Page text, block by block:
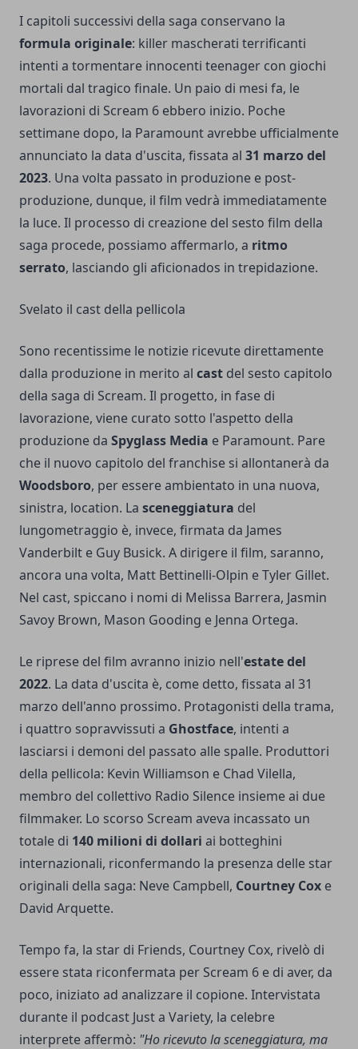
I capitoli successivi della saga conservano la
formula originale: killer mascherati terrificanti
intenti a tormentare innocenti teenager con giochi
mortali dal tragico finale. Un paio di mesi fa, le
lavorazioni di Scream 6 ebbero inizio. Poche
settimane dopo, la Paramount avrebbe ufficialmente
annunciato la data d'uscita, fissata al 31 marzo del
2023. Una volta passato in produzione e post-
produzione, dunque, il film vedrà immediatamente
la luce. Il processo di creazione del sesto film della
saga procede, possiamo affermarlo, a ritmo
serrato, lasciando gli aficionados in trepidazione.
Svelato il cast della pellicola
Sono recentissime le notizie ricevute direttamente
dalla produzione in merito al cast del sesto capitolo
della saga di Scream. Il progetto, in fase di
lavorazione, viene curato sotto l'aspetto della
produzione da Spyglass Media e Paramount. Pare
che il nuovo capitolo del franchise si allontanerà da
Woodsboro, per essere ambientato in una nuova,
sinistra, location. La sceneggiatura del
lungometraggio è, invece, firmata da James
Vanderbilt e Guy Busick. A dirigere il film, saranno,
ancora una volta, Matt Bettinelli-Olpin e Tyler Gillet.
Nel cast, spiccano i nomi di Melissa Barrera, Jasmin
Savoy Brown, Mason Gooding e Jenna Ortega.
Le riprese del film avranno inizio nell'estate del
2022. La data d'uscita è, come detto, fissata al 31
marzo dell'anno prossimo. Protagonisti della trama,
i quattro sopravvissuti a Ghostface, intenti a
lasciarsi i demoni del passato alle spalle. Produttori
della pellicola: Kevin Williamson e Chad Vilella,
membro del collettivo Radio Silence insieme ai due
filmmaker. Lo scorso Scream aveva incassato un
totale di 140 milioni di dollari ai botteghini
internazionali, riconfermando la presenza delle star
originali della saga: Neve Campbell, Courtney Cox e
David Arquette.
Tempo fa, la star di Friends, Courtney Cox, rivelò di
essere stata riconfermata per Scream 6 e di aver, da
poco, iniziato ad analizzare il copione. Intervistata
durante il podcast Just a Variety, la celebre
interprete affermò: "Ho ricevuto la sceneggiatura, ma